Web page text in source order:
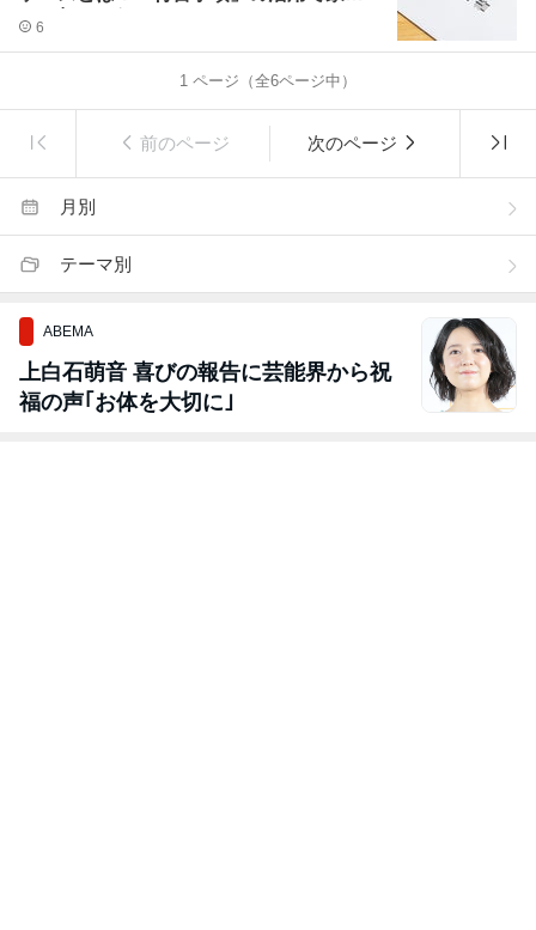
への想いを伝える
6
1 ページ（全6ページ中）
前のページ 次のページ
月別
テーマ別
ABEMA
上白石萌音 喜びの報告に芸能界から祝
福の声｢お体を大切に｣